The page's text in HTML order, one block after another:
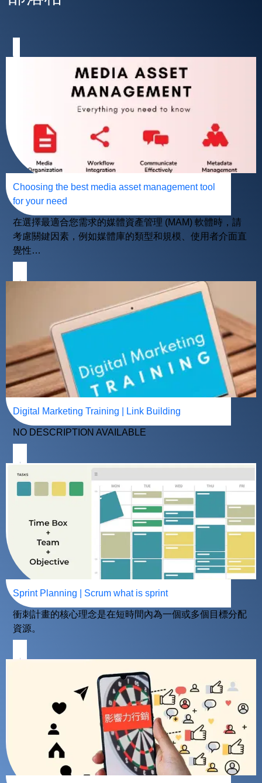
Choosing the best media asset management tool
for your need
在選擇最適合您需求的媒體資產管理 (MAM) 軟體時，請
考慮關鍵因素，例如媒體庫的類型和規模、使用者介面直
覺性…
Digital Marketing Training | Link Building
NO DESCRIPTION AVAILABLE
Sprint Planning | Scrum what is sprint
衝刺計畫的核心理念是在短時間內為一個或多個目標分配
資源。